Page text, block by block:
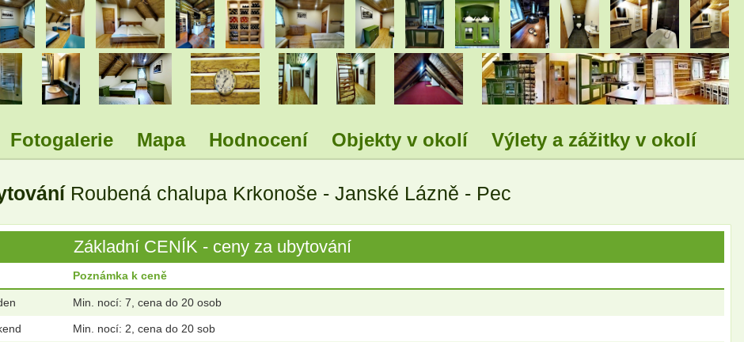
Fotogalerie Mapa Hodnocení Objekty v okolí Výlety a zážitky v okolí
Roubená chalupa Krkonoše - Janské Lázně - Pec
Základní CENÍK - ceny za ubytování
Poznámka k ceně
Min. nocí: 7, cena do 20 osob
Min. nocí: 2, cena do 20 sob